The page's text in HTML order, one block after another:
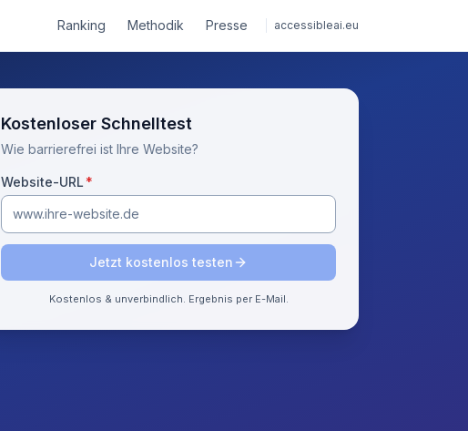
Ranking Methodik Presse accessibleai.eu
Kostenloser Schnelltest
Wie barrierefrei ist Ihre Website?
Website-URL *
Jetzt kostenlos testen
Kostenlos & unverbindlich. Ergebnis per E-Mail.